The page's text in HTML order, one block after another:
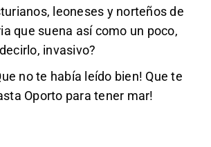
leoneses y norteños de
que suena así como un poco,
invasivo?
no te había leído bien! Que te
Oporto para tener mar!